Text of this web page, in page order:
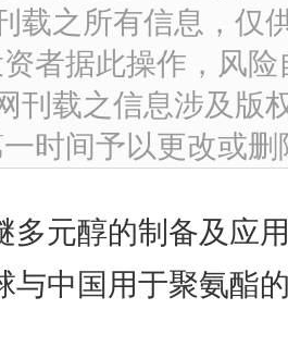
载之所有信息，仅
者据此操作，风险
刊载之信息涉及版
时间予以更改或删
多元醇的制备及应
与中国用于聚氨酯